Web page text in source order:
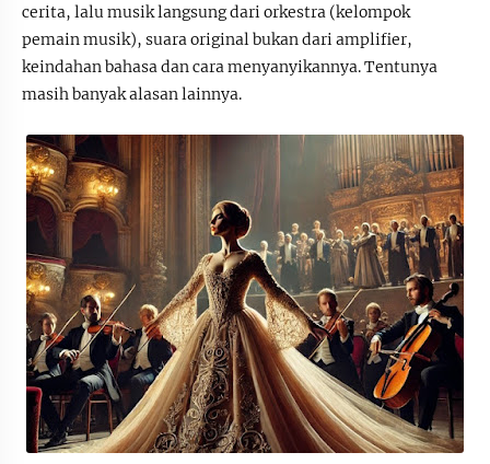
cerita, lalu musik langsung dari orkestra (kelompok
pemain musik), suara original bukan dari amplifier,
keindahan bahasa dan cara menyanyikannya. Tentunya
masih banyak alasan lainnya.